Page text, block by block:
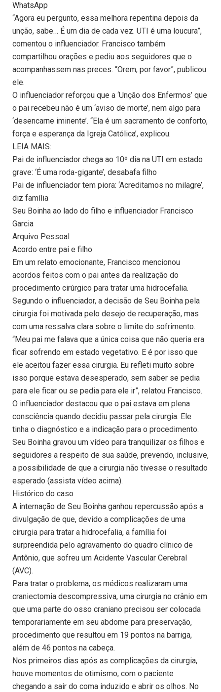
WhatsApp
“Agora eu pergunto, essa melhora repentina depois da
unção, sabe… É um dia de cada vez. UTI é uma loucura”,
comentou o influenciador. Francisco também
compartilhou orações e pediu aos seguidores que o
acompanhassem nas preces. “Orem, por favor”, publicou
ele.
O influenciador reforçou que a ‘Unção dos Enfermos’ que
o pai recebeu não é um ‘aviso de morte’, nem algo para
‘desencarne iminente’. “Ela é um sacramento de conforto,
força e esperança da Igreja Católica’, explicou.
LEIA MAIS:
Pai de influenciador chega ao 10º dia na UTI em estado
grave: ‘É uma roda-gigante’, desabafa filho
Pai de influenciador tem piora: ‘Acreditamos no milagre’,
diz família
Seu Boinha ao lado do filho e influenciador Francisco
Garcia
Arquivo Pessoal
Acordo entre pai e filho
Em um relato emocionante, Francisco mencionou
acordos feitos com o pai antes da realização do
procedimento cirúrgico para tratar uma hidrocefalia.
Segundo o influenciador, a decisão de Seu Boinha pela
cirurgia foi motivada pelo desejo de recuperação, mas
com uma ressalva clara sobre o limite do sofrimento.
“Meu pai me falava que a única coisa que não queria era
ficar sofrendo em estado vegetativo. E é por isso que
ele aceitou fazer essa cirurgia. Eu refleti muito sobre
isso porque estava desesperado, sem saber se pedia
para ele ficar ou se pedia para ele ir”, relatou Francisco.
O influenciador destacou que o pai estava em plena
consciência quando decidiu passar pela cirurgia. Ele
tinha o diagnóstico e a indicação para o procedimento.
Seu Boinha gravou um vídeo para tranquilizar os filhos e
seguidores a respeito de sua saúde, prevendo, inclusive,
a possibilidade de que a cirurgia não tivesse o resultado
esperado (assista vídeo acima).
Histórico do caso
A internação de Seu Boinha ganhou repercussão após a
divulgação de que, devido a complicações de uma
cirurgia para tratar a hidrocefalia, a família foi
surpreendida pelo agravamento do quadro clínico de
Antônio, que sofreu um Acidente Vascular Cerebral
(AVC).
Para tratar o problema, os médicos realizaram uma
craniectomia descompressiva, uma cirurgia no crânio em
que uma parte do osso craniano precisou ser colocada
temporariamente em seu abdome para preservação,
procedimento que resultou em 19 pontos na barriga,
além de 46 pontos na cabeça.
Nos primeiros dias após as complicações da cirurgia,
houve momentos de otimismo, com o paciente
chegando a sair do coma induzido e abrir os olhos. No